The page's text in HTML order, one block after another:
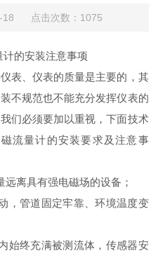
18 点击次数：1075
的安装注意事项
表、仪表的质量是主要的，其
不规范也不能充分发挥仪表的
们必须要加以重视，下面技术
流量计的安装要求及注意事
远离具有强电磁场的设备；
，管道固定牢靠、环境温度变
始终充满被测流体，传感器安